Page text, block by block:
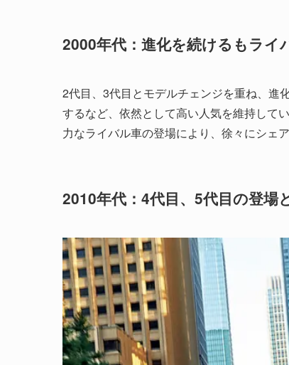
2000年代：進化を続けるもライ
2代目、3代目とモデルチェンジを重ね、進
するなど、依然として高い人気を維持して
力なライバル車の登場により、徐々にシェ
2010年代：4代目、5代目の登場